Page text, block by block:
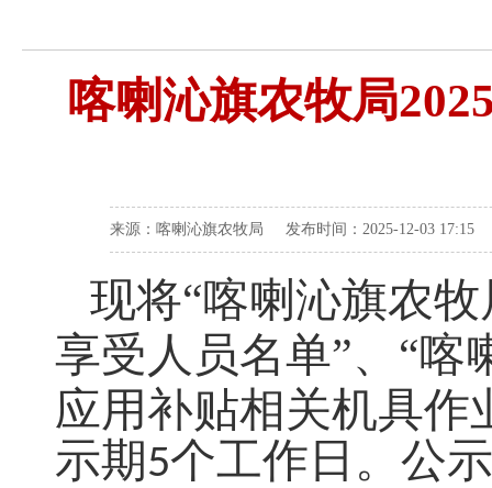
喀喇沁旗农牧局
来源：喀喇沁旗农牧局 发布时间：2025-12-03 17:15
现将“喀喇沁旗农牧
享受人员名单”、“喀
应用补贴相关机具作
示期5个工作日。公